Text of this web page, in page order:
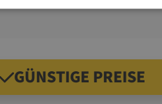
GÜNSTIGE PREISE